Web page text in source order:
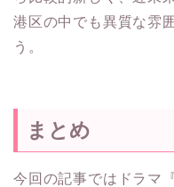
港区の中でも異質な雰
う。
まとめ
今回の記事ではドラマ